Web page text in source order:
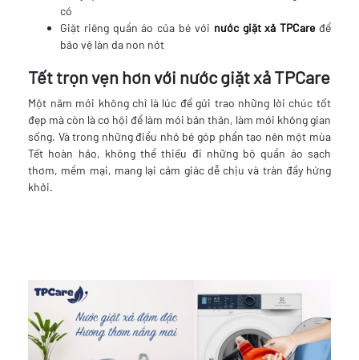
có
Giặt riêng quần áo của bé với nước giặt xảTPCaređể
bảo vệ làn da non nớt
Tết trọn vẹn hơn với nước giặt xả TPCare
Một năm mới không chỉ là lúc để gửi trao những lời chúc tốt
đẹp mà còn là cơ hội để làm mới bản thân, làm mới không gian
sống. Và trong những điều nhỏ bé góp phần tạo nên một mùa
Tết hoàn hảo, không thể thiếu đi những bộ quần áo sạch
thơm, mềm mại, mang lại cảm giác dễ chịu và tràn đầy hứng
khởi.